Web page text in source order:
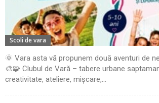
Scoli de vara
🌞 Vara asta vă propunem două aventuri de
🎨🧩 Clubul de Vară – tabere urbane
creativitate, ateliere, mișcare,...